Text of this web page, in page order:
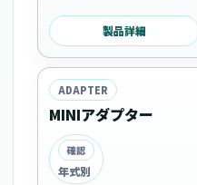
製品詳細
ADAPTER
MINIアダプター
確認
年式別